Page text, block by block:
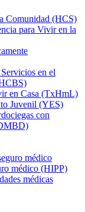
Comunidad (HCS)
para Vivir en la
en el
en Casa (TxHmL)
Juvenil (YES)
con
médico
médico (HIPP)
médicas